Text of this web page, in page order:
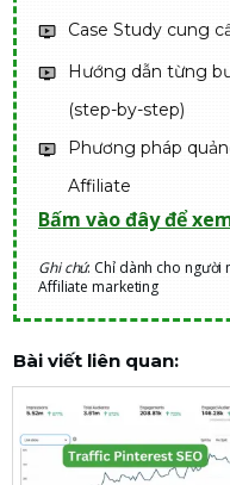
Case Study cung
Hướng dẫn từng
(step-by-step)
Phương pháp
Affiliate
Bấm vào đây để
Ghi chú: Chỉ dành cho người
Affiliate marketing
Bài viết liên quan: